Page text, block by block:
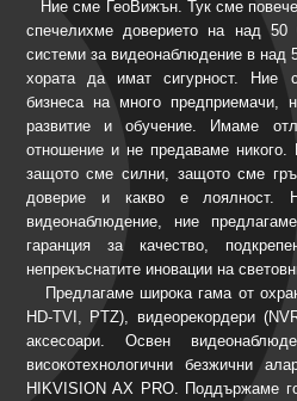
Ние сме ГеоВижън. Тук сме
спечелихме доверието на над 50
системи за видеонаблюдение в над
хората да имат сигурност. Ние
бизнеса на много предприемачи,
развитие и обучение. Имаме
отношение и не предаваме
защото сме силни, защото сме
доверие и какво е лоялност.
видеонаблюдение, ние
гаранция за качество,
непрекъснатите иновации на
Предлагаме широка гама от
HD-TVI, PTZ), видеорекордери
аксесоари. Освен
високотехнологични безжични
HIKVISION AX PRO. Поддържаме